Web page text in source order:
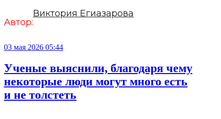
Автор:
Виктория Егиазарова
03 мая 2026 05:44
Ученые выяснили, благодаря чему
некоторые люди могут много есть
и не толстеть